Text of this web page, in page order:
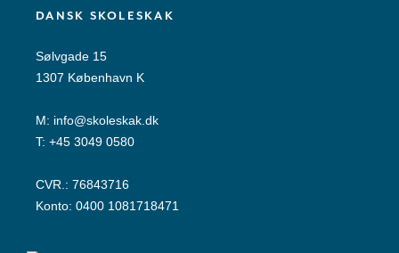
DANSK SKOLESKAK
Sølvgade 15
1307 København K
M: info@skoleskak.dk
T: +45 3049 0580
CVR.: 76843716
Konto: 0400 1081718471